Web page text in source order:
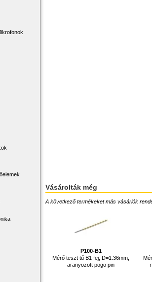
Vásárolták még
A következő termékeket más vásárlók
P100-B1
Mérő teszt tű B1 fej, D=1.36mm,
aranyozott pogo pin